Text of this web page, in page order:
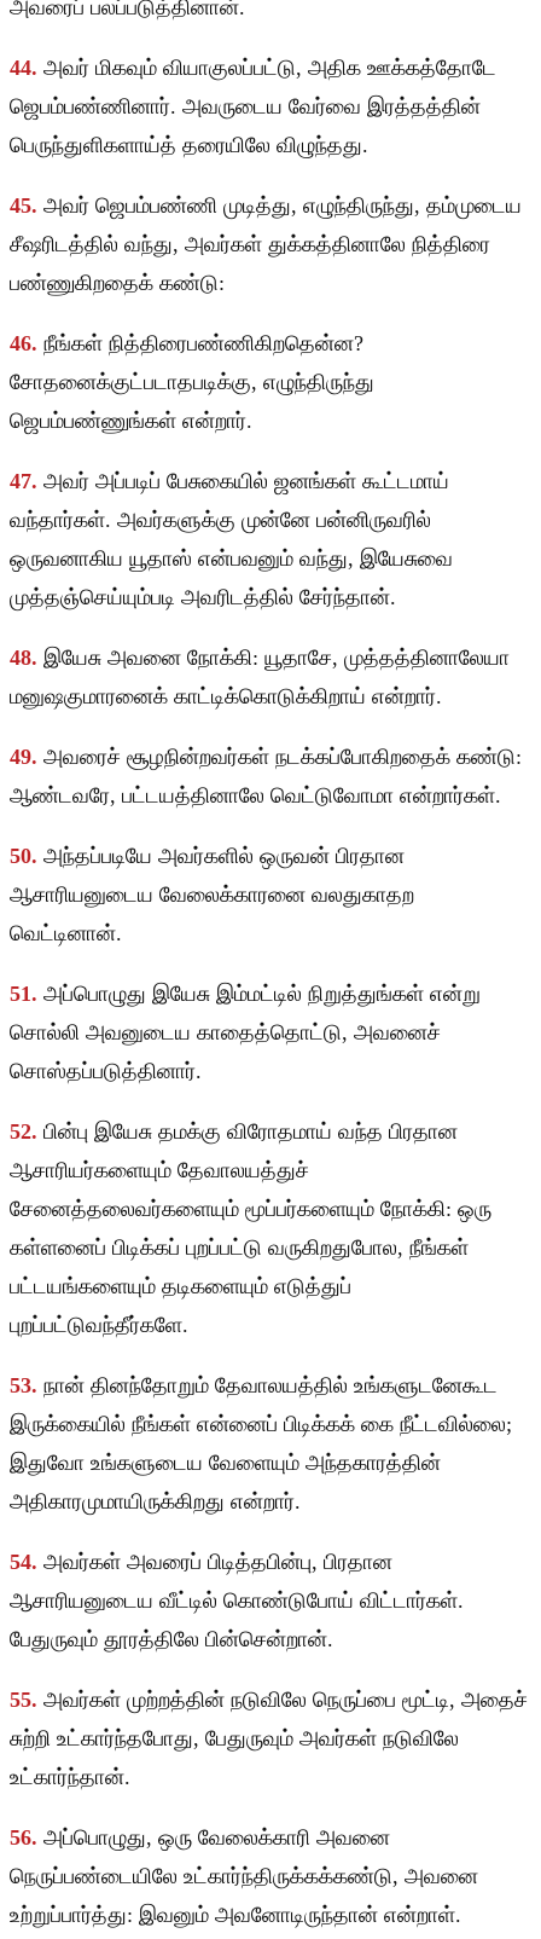
அவரைப் பலப்படுத்தினான்.
44. அவர் மிகவும் வியாகுலப்பட்டு, அதிக ஊக்கத்தோடே
ஜெபம்பண்ணினார். அவருடைய வேர்வை இரத்தத்தின்
பெருந்துளிகளாய்த் தரையிலே விழுந்தது.
45. அவர் ஜெபம்பண்ணி முடித்து, எழுந்திருந்து, தம்முடைய
சீஷரிடத்தில் வந்து, அவர்கள் துக்கத்தினாலே நித்திரை
பண்ணுகிறதைக் கண்டு:
46. நீங்கள் நித்திரைபண்ணிகிறதென்ன?
சோதனைக்குட்படாதபடிக்கு, எழுந்திருந்து
ஜெபம்பண்ணுங்கள் என்றார்.
47. அவர் அப்படிப் பேசுகையில் ஜனங்கள் கூட்டமாய்
வந்தார்கள். அவர்களுக்கு முன்னே பன்னிருவரில்
ஒருவனாகிய யூதாஸ் என்பவனும் வந்து, இயேசுவை
முத்தஞ்செய்யும்படி அவரிடத்தில் சேர்ந்தான்.
48. இயேசு அவனை நோக்கி: யூதாசே, முத்தத்தினாலேயா
மனுஷகுமாரனைக் காட்டிக்கொடுக்கிறாய் என்றார்.
49. அவரைச் சூழநின்றவர்கள் நடக்கப்போகிறதைக் கண்டு:
ஆண்டவரே, பட்டயத்தினாலே வெட்டுவோமா என்றார்கள்.
50. அந்தப்படியே அவர்களில் ஒருவன் பிரதான
ஆசாரியனுடைய வேலைக்காரனை வலதுகாதற
வெட்டினான்.
51. அப்பொழுது இயேசு இம்மட்டில் நிறுத்துங்கள் என்று
சொல்லி அவனுடைய காதைத்தொட்டு, அவனைச்
சொஸ்தப்படுத்தினார்.
52. பின்பு இயேசு தமக்கு விரோதமாய் வந்த பிரதான
ஆசாரியர்களையும் தேவாலயத்துச்
சேனைத்தலைவர்களையும் மூப்பர்களையும் நோக்கி: ஒரு
கள்ளனைப் பிடிக்கப் புறப்பட்டு வருகிறதுபோல, நீங்கள்
பட்டயங்களையும் தடிகளையும் எடுத்துப்
புறப்பட்டுவந்தீர்களே.
53. நான் தினந்தோறும் தேவாலயத்தில் உங்களுடனேகூட
இருக்கையில் நீங்கள் என்னைப் பிடிக்கக் கை நீட்டவில்லை;
இதுவோ உங்களுடைய வேளையும் அந்தகாரத்தின்
அதிகாரமுமாயிருக்கிறது என்றார்.
54. அவர்கள் அவரைப் பிடித்தபின்பு, பிரதான
ஆசாரியனுடைய வீட்டில் கொண்டுபோய் விட்டார்கள்.
பேதுருவும் தூரத்திலே பின்சென்றான்.
55. அவர்கள் முற்றத்தின் நடுவிலே நெருப்பை மூட்டி, அதைச்
சுற்றி உட்கார்ந்தபோது, பேதுருவும் அவர்கள் நடுவிலே
உட்கார்ந்தான்.
56. அப்பொழுது, ஒரு வேலைக்காரி அவனை
நெருப்பண்டையிலே உட்கார்ந்திருக்கக்கண்டு, அவனை
உற்றுப்பார்த்து: இவனும் அவனோடிருந்தான் என்றாள்.